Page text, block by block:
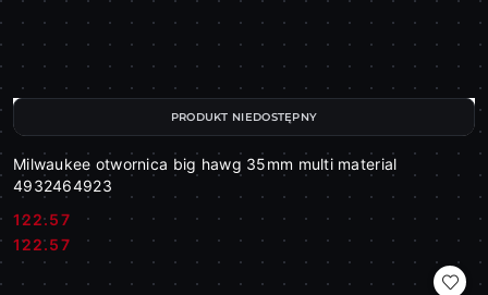
Milwaukee otwornica big hawg 35mm multi material
4932464923
Cena:
122.57
Cena:
122.57
PRODUKT NIEDOSTĘPNY